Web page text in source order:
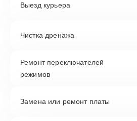
Выезд курьера
Чистка дренажа
Ремонт переключателей
режимов
Замена или ремонт платы